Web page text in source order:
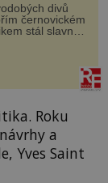
divů
černovickém
stál slavný
Ten si
záležet. Jeho
Roku
a
Yves Saint